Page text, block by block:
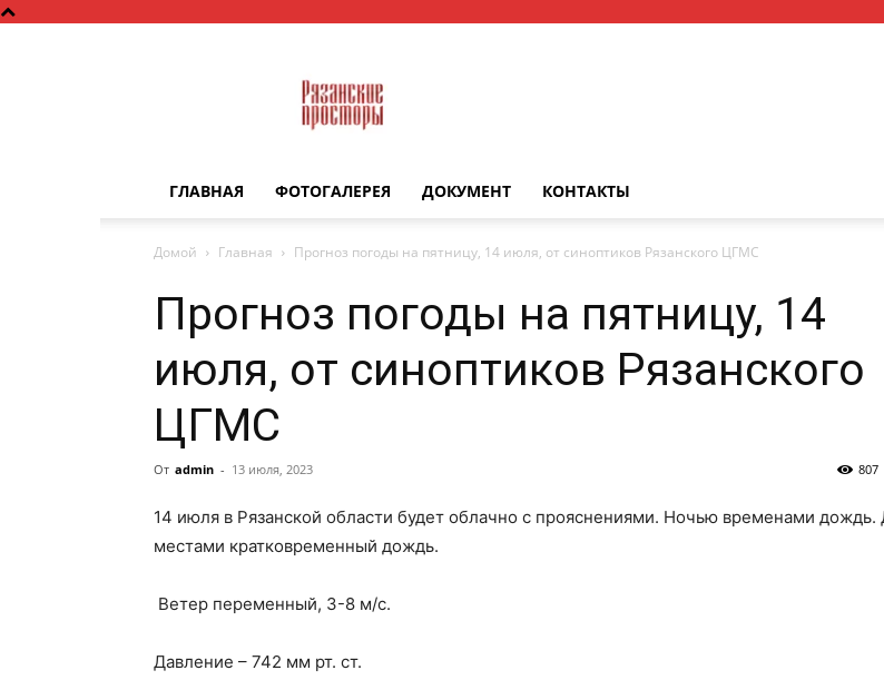
просторы
ГЛАВНАЯ ФОТОГАЛЕРЕЯ ДОКУМЕНТ КОНТАКТЫ
Домой Главная Прогноз погоды на пятницу, 14 июля, от синоптиков Рязанского ЦГМС
Прогноз погоды на пятницу, 14
июля, от синоптиков Рязанского
ЦГМС
От admin - 13 июля, 2023 807
14 июля в Рязанской области будет облачно с прояснениями. Ночью временами дождь.
местами кратковременный дождь.
Ветер переменный, 3-8 м/с.
Давление – 742 мм рт. ст.